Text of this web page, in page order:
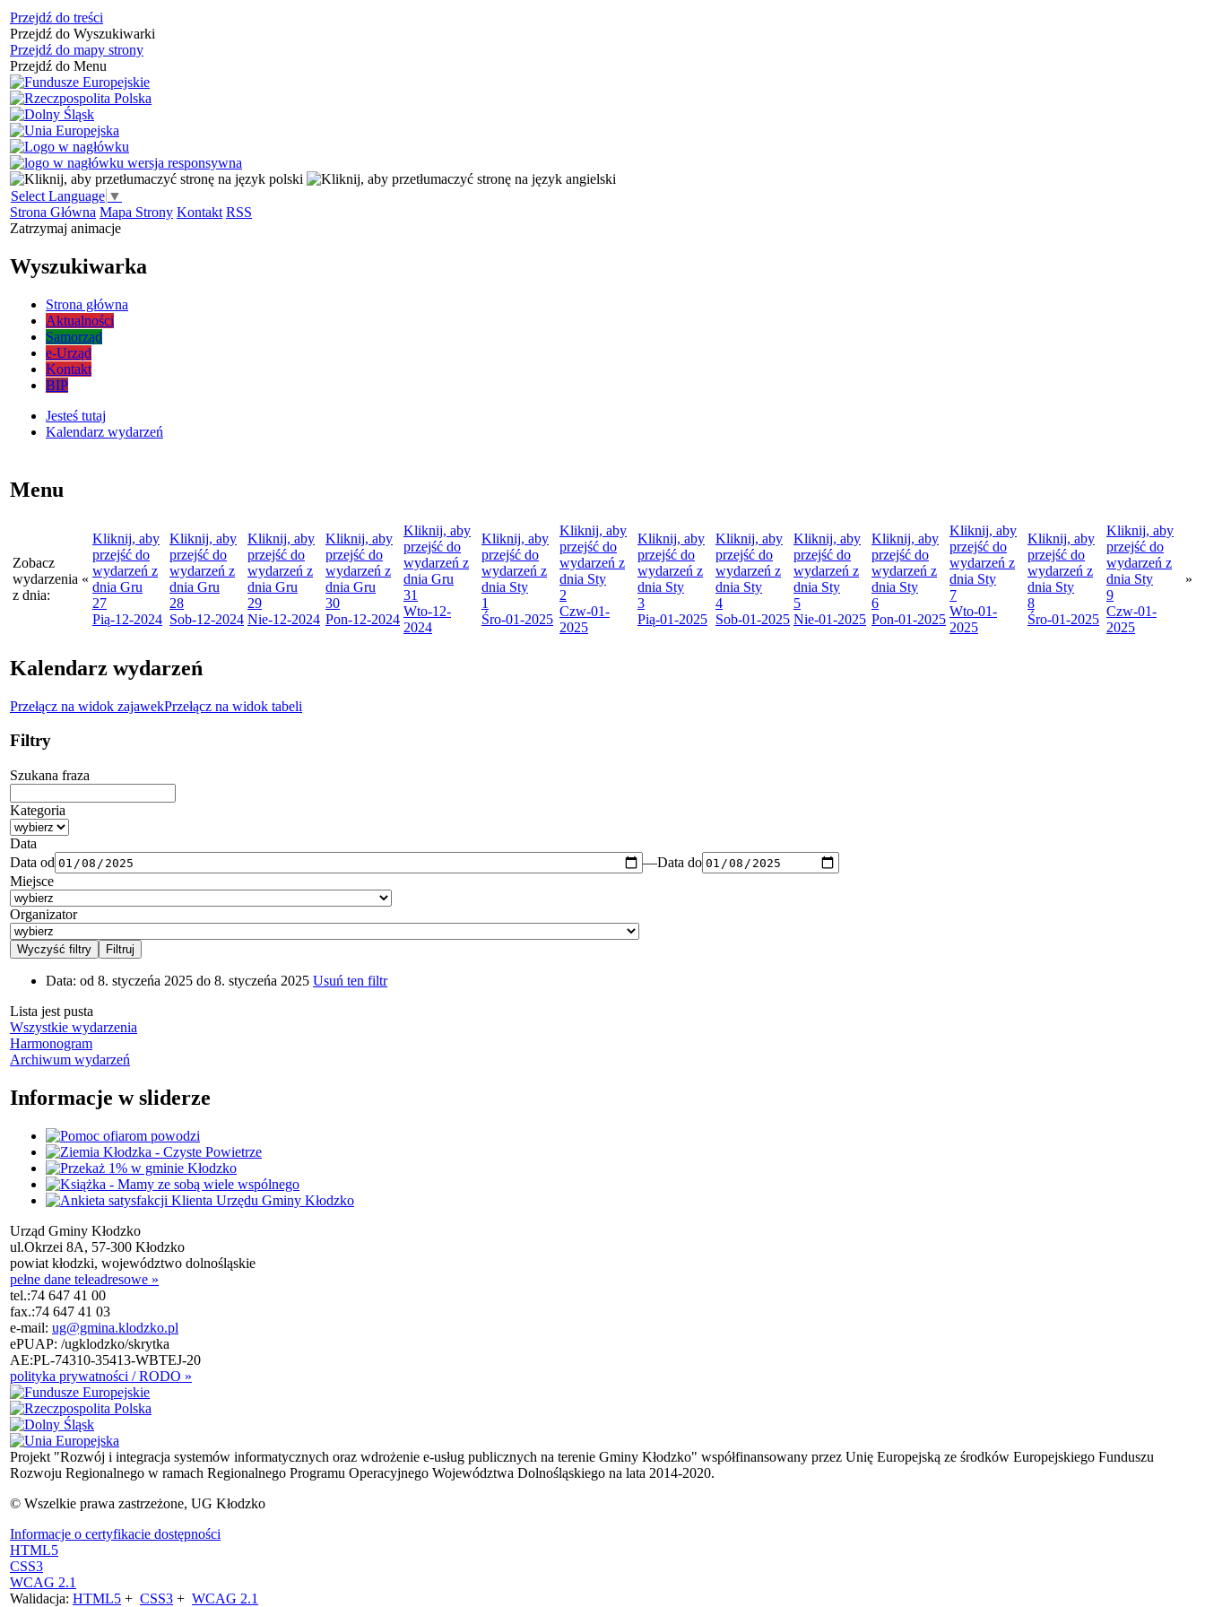
Przejdź do treści
Przejdź do Wyszukiwarki
Przejdź do mapy strony
Przejdź do Menu
Select Language ▼
Strona Główna Mapa Strony Kontakt RSS
Zatrzymaj animacje
Wyszukiwarka
Strona główna
Aktualności
Samorząd
e-Urząd
Kontakt
BIP
Jesteś tutaj
Kalendarz wydarzeń
Menu
Zobacz
wydarzenia
z dnia:
«
Kliknij, aby
przejść do
wydarzeń z
dnia Gru
27
Pią-12-2024
Kliknij, aby
przejść do
wydarzeń z
dnia Gru
28
Sob-12-2024
Kliknij, aby
przejść do
wydarzeń z
dnia Gru
29
Nie-12-2024
Kliknij, aby
przejść do
wydarzeń z
dnia Gru
30
Pon-12-2024
Kliknij, aby
przejść do
wydarzeń z
dnia Gru
31
Wto-12-
2024
Kliknij, aby
przejść do
wydarzeń z
dnia Sty
1
Śro-01-2025
Kliknij, aby
przejść do
wydarzeń z
dnia Sty
2
Czw-01-
2025
Kliknij, aby
przejść do
wydarzeń z
dnia Sty
3
Pią-01-2025
Kliknij, aby
przejść do
wydarzeń z
dnia Sty
4
Sob-01-2025
Kliknij, aby
przejść do
wydarzeń z
dnia Sty
5
Nie-01-2025
Kliknij, aby
przejść do
wydarzeń z
dnia Sty
6
Pon-01-2025
Kliknij, aby
przejść do
wydarzeń z
dnia Sty
7
Wto-01-
2025
Kliknij, aby
przejść do
wydarzeń z
dnia Sty
8
Śro-01-2025
Kliknij, aby
przejść do
wydarzeń z
dnia Sty
9
Czw-01-
2025
»
Kalendarz wydarzeń
Przełącz na widok zajawekPrzełącz na widok tabeli
Filtry
Szukana fraza
Kategoria
Data
Data od
—Data do
Miejsce
Organizator
Data: od 8. styczeńa 2025 do 8. styczeńa 2025 Usuń ten filtr
Lista jest pusta
Wszystkie wydarzenia
Harmonogram
Archiwum wydarzeń
Informacje w sliderze
Urząd Gminy Kłodzko
ul.Okrzei 8A, 57-300 Kłodzko
powiat kłodzki, województwo dolnośląskie
pełne dane teleadresowe »
tel.:74 647 41 00
fax.:74 647 41 03
e-mail: ug@gmina.klodzko.pl
ePUAP: /ugklodzko/skrytka
AE:PL-74310-35413-WBTEJ-20
polityka prywatności / RODO »
Projekt "Rozwój i integracja systemów informatycznych oraz wdrożenie e-usług publicznych na terenie Gminy Kłodzko" współfinansowany przez Unię Europejską ze środków Europejskiego Funduszu
Rozwoju Regionalnego w ramach Regionalnego Programu Operacyjnego Województwa Dolnośląskiego na lata 2014-2020.
© Wszelkie prawa zastrzeżone, UG Kłodzko
Informacje o certyfikacie dostępności
HTML5
CSS3
WCAG 2.1
Walidacja: HTML5 + CSS3 + WCAG 2.1